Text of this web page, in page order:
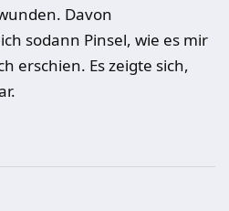
Davon
sodann Pinsel, wie es mir
erschien. Es zeigte sich,